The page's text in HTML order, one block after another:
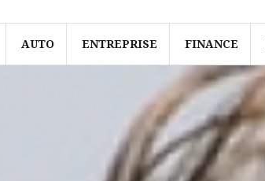
AUTO ENTREPRISE FINANCE